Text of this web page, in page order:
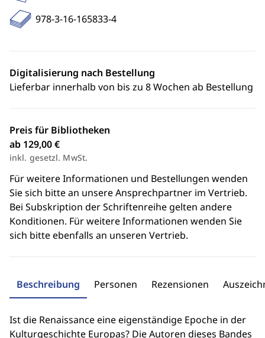
978-3-16-165833-4
Digitalisierung nach Bestellung
Lieferbar innerhalb von bis zu 8 Wochen ab Bestellung
Preis für Bibliotheken
ab 129,00 €
inkl. gesetzl. MwSt.
Für weitere Informationen und Bestellungen wenden
Sie sich bitte an unsere Ansprechpartner im Vertrieb.
Bei Subskription der Schriftenreihe gelten andere
Konditionen. Für weitere Informationen wenden Sie
sich bitte ebenfalls an unseren Vertrieb.
Beschreibung Personen Rezensionen
Ist die Renaissance eine eigenständige Epoche in der
Kulturgeschichte Europas? Die Autoren dieses Bandes